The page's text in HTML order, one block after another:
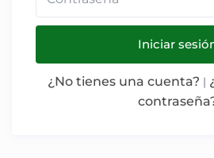
Iniciar
¿No tienes una cuenta? |